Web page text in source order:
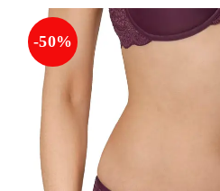
-50%